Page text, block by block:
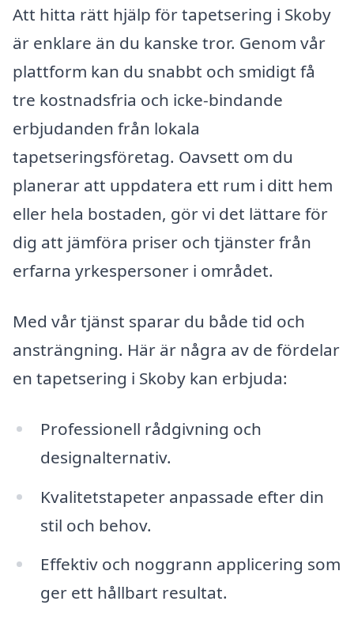
Att hitta rätt hjälp för tapetsering i Skoby
är enklare än du kanske tror. Genom vår
plattform kan du snabbt och smidigt få
tre kostnadsfria och icke-bindande
erbjudanden från lokala
tapetseringsföretag. Oavsett om du
planerar att uppdatera ett rum i ditt hem
eller hela bostaden, gör vi det lättare för
dig att jämföra priser och tjänster från
erfarna yrkespersoner i området.
Med vår tjänst sparar du både tid och
ansträngning. Här är några av de fördelar
en tapetsering i Skoby kan erbjuda:
Professionell rådgivning och
designalternativ.
Kvalitetstapeter anpassade efter din
stil och behov.
Effektiv och noggrann applicering som
ger ett hållbart resultat.